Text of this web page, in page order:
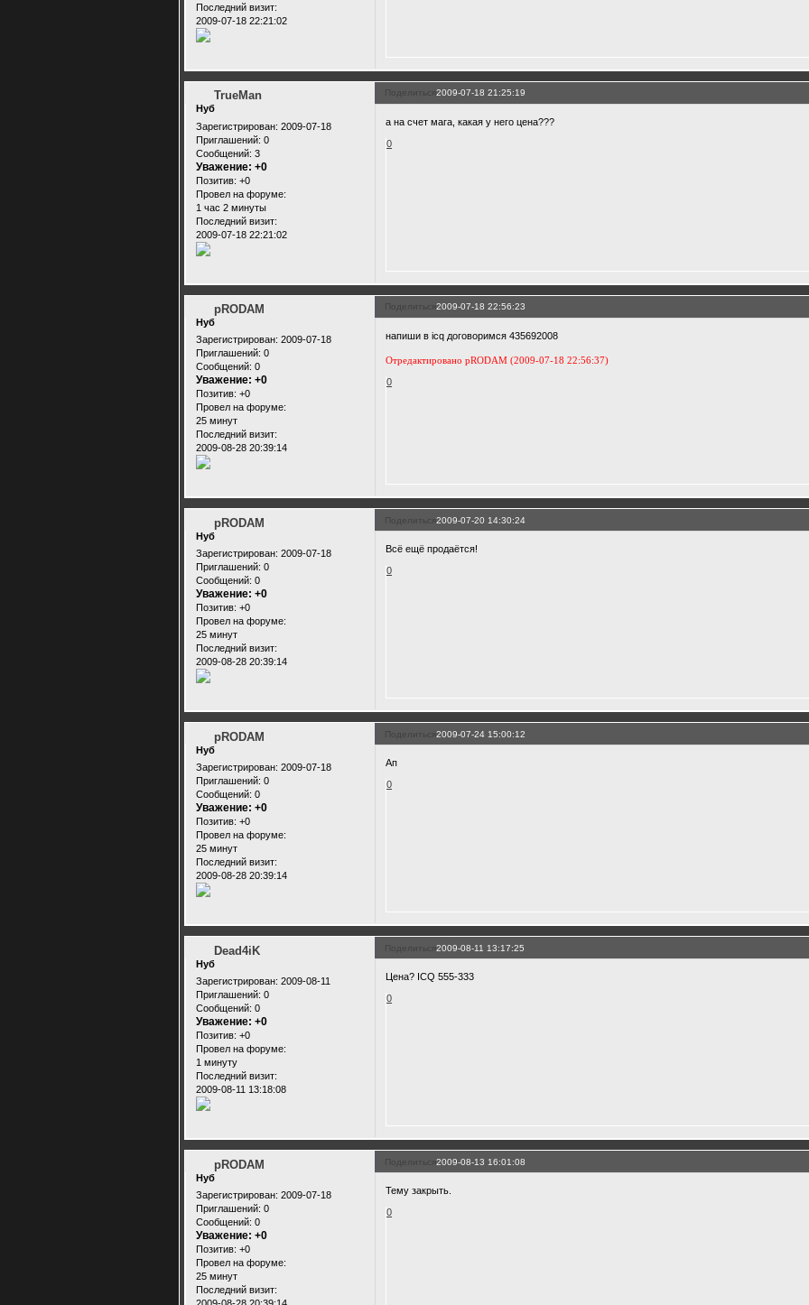
Последний визит:
2009-07-18 22:21:02
Поделиться2009-07-18 21:25:19
TrueMan
Нуб
Зарегистрирован: 2009-07-18
Приглашений: 0
Сообщений: 3
Уважение: +0
Позитив: +0
Провел на форуме:
1 час 2 минуты
Последний визит:
2009-07-18 22:21:02
а на счет мага, какая у него цена???
0
Поделиться2009-07-18 22:56:23
pRODAM
Нуб
Зарегистрирован: 2009-07-18
Приглашений: 0
Сообщений: 0
Уважение: +0
Позитив: +0
Провел на форуме:
25 минут
Последний визит:
2009-08-28 20:39:14
напиши в iсq договоримся 435692008
Отредактировано pRODAM (2009-07-18 22:56:37)
0
Поделиться2009-07-20 14:30:24
pRODAM
Нуб
Зарегистрирован: 2009-07-18
Приглашений: 0
Сообщений: 0
Уважение: +0
Позитив: +0
Провел на форуме:
25 минут
Последний визит:
2009-08-28 20:39:14
Всё ещё продаётся!
0
Поделиться2009-07-24 15:00:12
pRODAM
Нуб
Зарегистрирован: 2009-07-18
Приглашений: 0
Сообщений: 0
Уважение: +0
Позитив: +0
Провел на форуме:
25 минут
Последний визит:
2009-08-28 20:39:14
Ап
0
Поделиться2009-08-11 13:17:25
Dead4iK
Нуб
Зарегистрирован: 2009-08-11
Приглашений: 0
Сообщений: 0
Уважение: +0
Позитив: +0
Провел на форуме:
1 минуту
Последний визит:
2009-08-11 13:18:08
Цена? ICQ 555-333
0
Поделиться2009-08-13 16:01:08
pRODAM
Нуб
Зарегистрирован: 2009-07-18
Приглашений: 0
Сообщений: 0
Уважение: +0
Позитив: +0
Провел на форуме:
25 минут
Последний визит:
Тему закрыть.
0